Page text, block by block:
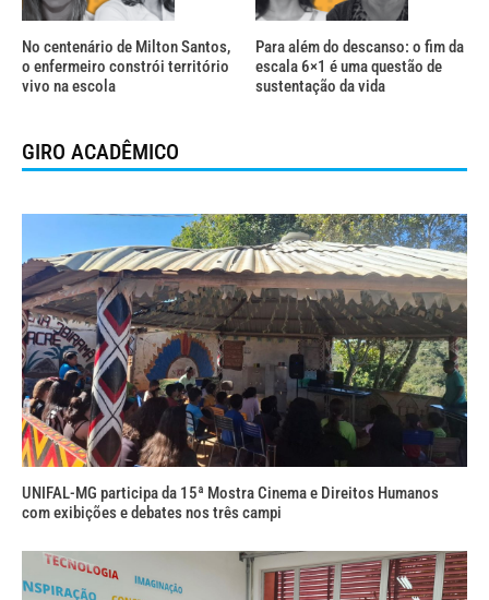
No centenário de Milton Santos,
o enfermeiro constrói território
vivo na escola
Para além do descanso: o fim da
escala 6×1 é uma questão de
sustentação da vida
GIRO ACADÊMICO
UNIFAL-MG participa da 15ª Mostra Cinema e Direitos Humanos
com exibições e debates nos três campi